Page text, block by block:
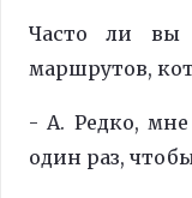
Часто ли вы
маршрутов,
- A. Редко,
один раз,